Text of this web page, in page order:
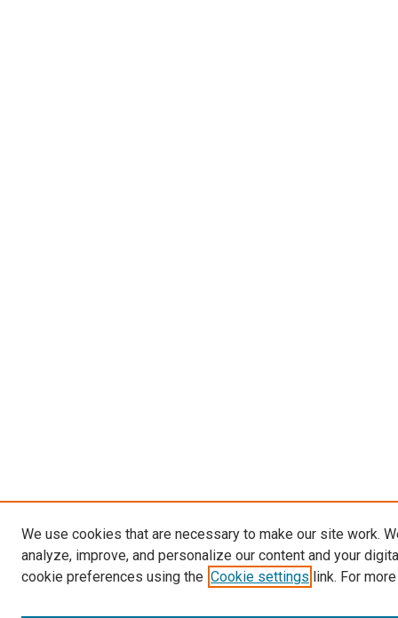
We use cookies that are necessary to make our site work.
analyze, improve, and personalize our content and your
cookie preferences using the Cookie settings link. For